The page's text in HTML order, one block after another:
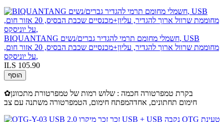
BIQUANTANG חשמלי מחומם תרמי להגדיר גברים/נשים, USB
מחוממת שרוול ארוך להגדיר, עליון+מכנסיים שכבת הבסיס, 20 אזור חום,
על יוניסקס,
ILS 105.90
הוסף
✿בקרת טמפרטורה חכמה : שלוש רמות של טמפרטורת מתכוונן
חימום תחתונים, אחדהמפתח חימום, הטמפרטורה משתנה עם צב